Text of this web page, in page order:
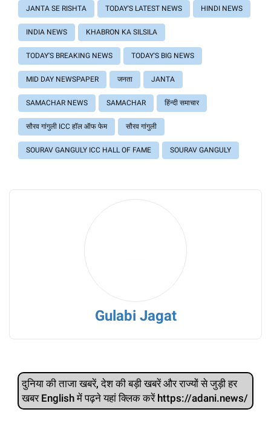
JANTA SE RISHTA TODAY'S LATEST NEWS HINDI NEWS
INDIA NEWS KHABRON KA SILSILA
TODAY'S BREAKING NEWS TODAY'S BIG NEWS
MID DAY NEWSPAPER जनता JANTA
SAMACHAR NEWS SAMACHAR हिंन्दी समाचार
सौरव गांगुली ICC हॉल ऑफ फेम सौरव गांगुली
SOURAV GANGULY ICC HALL OF FAME SOURAV GANGULY
Gulabi Jagat
दुनिया की ताजा खबरें, देश की बड़ी खबरें और राज्‍यों से जुड़ी हर
खबर English में पढ़ने यहां क्लिक करें https://adani.news/